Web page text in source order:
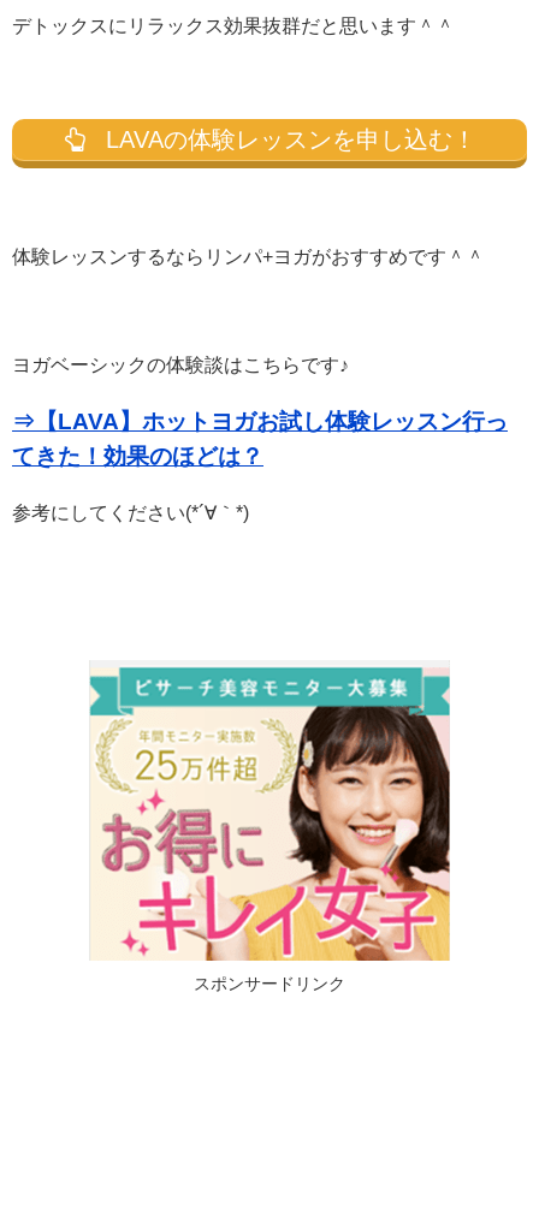
デトックスにリラックス効果抜群だと思います＾＾
LAVAの体験レッスンを申し込む！
体験レッスンするならリンパ+ヨガがおすすめです＾＾
ヨガベーシックの体験談はこちらです♪
⇒【LAVA】ホットヨガお試し体験レッスン行っ
てきた！効果のほどは？
参考にしてください(*´∀｀*)
スポンサードリンク